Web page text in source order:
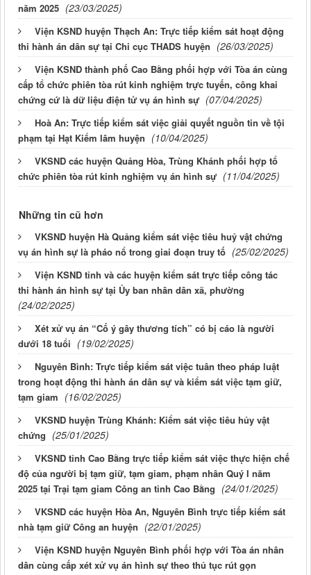
năm 2025 (23/03/2025)
Viện KSND huyện Thạch An: Trực tiếp kiểm sát hoạt động
thi hành án dân sự tại Chi cục THADS huyện (26/03/2025)
Viện KSND thành phố Cao Bằng phối hợp với Tòa án cùng
cấp tổ chức phiên tòa rút kinh nghiệm trực tuyến, công khai
chứng cứ là dữ liệu điện tử vụ án hình sự (07/04/2025)
Hoà An: Trực tiếp kiểm sát việc giải quyết nguồn tin về tội
phạm tại Hạt Kiểm lâm huyện (10/04/2025)
VKSND các huyện Quảng Hòa, Trùng Khánh phối hợp tổ
chức phiên tòa rút kinh nghiệm vụ án hình sự (11/04/2025)
Những tin cũ hơn
VKSND huyện Hà Quảng kiểm sát việc tiêu huỷ vật chứng
vụ án hình sự là pháo nổ trong giai đoạn truy tố (25/02/2025)
Viện KSND tỉnh và các huyện kiểm sát trực tiếp công tác
thi hành án hình sự tại Ủy ban nhân dân xã, phường
(24/02/2025)
Xét xử vụ án “Cố ý gây thương tích” có bị cáo là người
dưới 18 tuổi (19/02/2025)
Nguyên Bình: Trực tiếp kiểm sát việc tuân theo pháp luật
trong hoạt động thi hành án dân sự và kiểm sát việc tạm giữ,
tạm giam (16/02/2025)
VKSND huyện Trùng Khánh: Kiểm sát việc tiêu hủy vật
chứng (25/01/2025)
VKSND tỉnh Cao Bằng trực tiếp kiểm sát việc thực hiện chế
độ của người bị tạm giữ, tạm giam, phạm nhân Quý I năm
2025 tại Trại tạm giam Công an tỉnh Cao Bằng (24/01/2025)
VKSND các huyện Hòa An, Nguyên Bình trực tiếp kiểm sát
nhà tạm giữ Công an huyện (22/01/2025)
Viện KSND huyện Nguyên Bình phối hợp với Tòa án nhân
dân cùng cấp xét xử vụ án hình sự theo thủ tục rút gọn